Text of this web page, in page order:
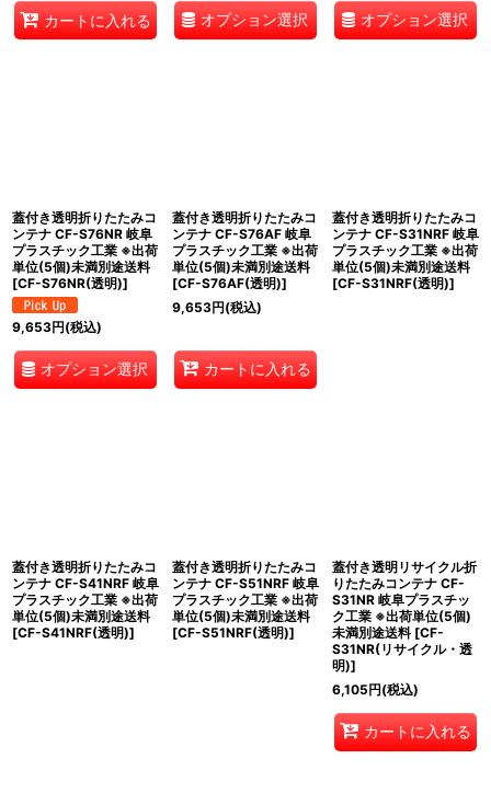
カートに入れる オプション選択 オプション選択
蓋付き透明折りたたみコ
ンテナ CF-S76NR 岐阜
プラスチック工業 ※出荷
単位(5個)未満別途送料
[CF-S76NR(透明)]
9,653円(税込)
オプション選択
蓋付き透明折りたたみコ
ンテナ CF-S76AF 岐阜
プラスチック工業 ※出荷
単位(5個)未満別途送料
[CF-S76AF(透明)]
9,653円(税込)
カートに入れる
蓋付き透明折りたたみコ
ンテナ CF-S31NRF 岐阜
プラスチック工業 ※出荷
単位(5個)未満別途送料
[CF-S31NRF(透明)]
蓋付き透明折りたたみコ
ンテナ CF-S41NRF 岐阜
プラスチック工業 ※出荷
単位(5個)未満別途送料
[CF-S41NRF(透明)]
蓋付き透明折りたたみコ
ンテナ CF-S51NRF 岐阜
プラスチック工業 ※出荷
単位(5個)未満別途送料
[CF-S51NRF(透明)]
蓋付き透明リサイクル折
りたたみコンテナ CF-
S31NR 岐阜プラスチッ
ク工業 ※出荷単位(5個)
未満別途送料 [CF-
S31NR(リサイクル・透
明)]
6,105円(税込)
カートに入れる